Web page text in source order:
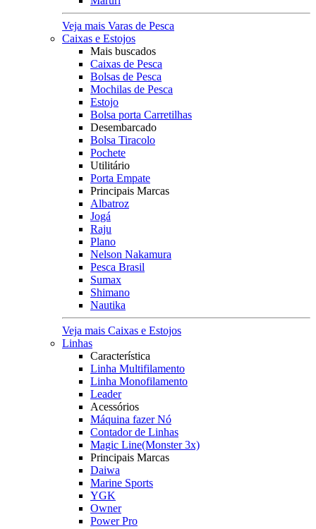
Veja mais Varas de Pesca
Caixas e Estojos
Mais buscados
Caixas de Pesca
Bolsas de Pesca
Mochilas de Pesca
Estojo
Bolsa porta Carretilhas
Desembarcado
Bolsa Tiracolo
Pochete
Utilitário
Porta Empate
Principais Marcas
Albatroz
Jogá
Raju
Plano
Nelson Nakamura
Pesca Brasil
Sumax
Shimano
Nautika
Veja mais Caixas e Estojos
Linhas
Característica
Linha Multifilamento
Linha Monofilamento
Leader
Acessórios
Máquina fazer Nó
Contador de Linhas
Magic Line(Monster 3x)
Principais Marcas
Daiwa
Marine Sports
YGK
Owner
Power Pro